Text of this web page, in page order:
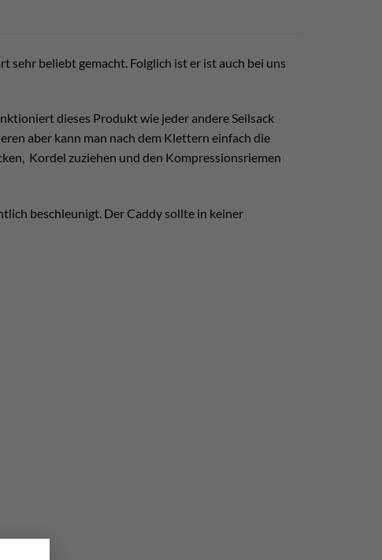
sehr beliebt gemacht. Folglich ist er ist auch bei uns
dieses Produkt wie jeder andere Seilsack
aber kann man nach dem Klettern einfach die
Kordel zuziehen und den Kompressionsriemen
beschleunigt. Der Caddy sollte in keiner